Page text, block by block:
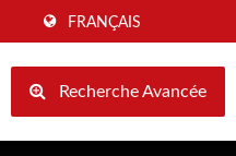
FRANÇAIS
Recherche Avancée